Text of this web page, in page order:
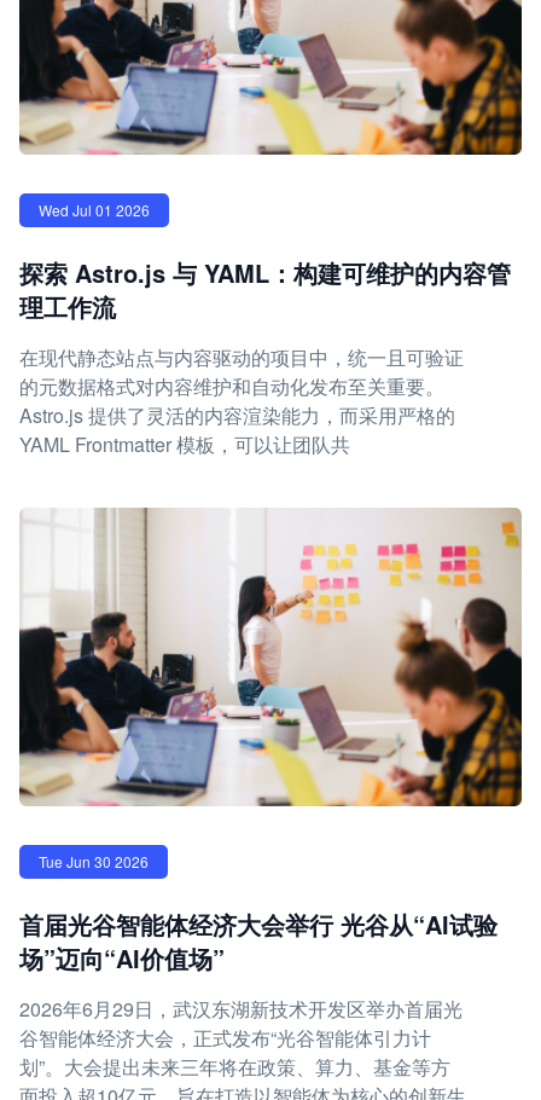
Wed Jul 01 2026
探索 Astro.js 与 YAML：构建可维护的内容管
理工作流
在现代静态站点与内容驱动的项目中，统一且可验证
的元数据格式对内容维护和自动化发布至关重要。
Astro.js 提供了灵活的内容渲染能力，而采用严格的
YAML Frontmatter 模板，可以让团队共
Tue Jun 30 2026
首届光谷智能体经济大会举行 光谷从“AI试验
场”迈向“AI价值场”
2026年6月29日，武汉东湖新技术开发区举办首届光
谷智能体经济大会，正式发布“光谷智能体引力计
划”。大会提出未来三年将在政策、算力、基金等方